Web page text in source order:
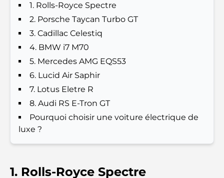
Cadeaux de luxe pour hommes : des idées de
présents attentionnés et intemporels
Écoles à proximité de Palm Jumeirah : un guide
complet pour les familles
Les meilleurs hôtels de Business Bay, à Dubaï :
votre guide ultime
Les meilleurs cafés avec vue à Dubaï : un parfait
mélange de saveurs et de paysages
Expériences gastronomiques exceptionnelles à
1. Rolls-Royce Spectre
2. Porsche Taycan Turbo GT
3. Cadillac Celestiq
4. BMW i7 M70
5. Mercedes AMG EQS53
6. Lucid Air Saphir
7. Lotus Eletre R
8. Audi RS E-Tron GT
Pourquoi choisir une voiture électrique de
luxe ?
1. Rolls-Royce Spectre